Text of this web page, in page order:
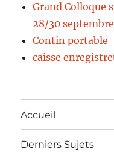
Grand Colloque
28/30
Contin portable
caisse
Accueil
Derniers Sujets